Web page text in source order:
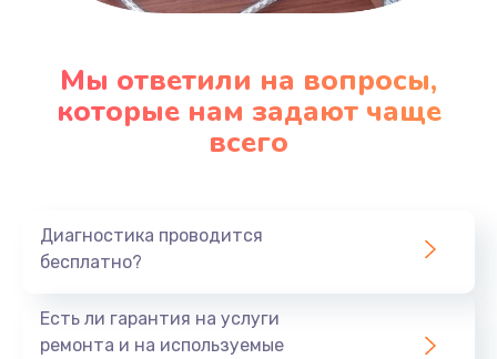
1210 руб.
Заказать
Заказать
1190 руб.
Мы ответили на вопросы,
которые нам задают чаще
всего
Диагностика проводится
бесплатно?
Есть ли гарантия на услуги
ремонта и на используемые